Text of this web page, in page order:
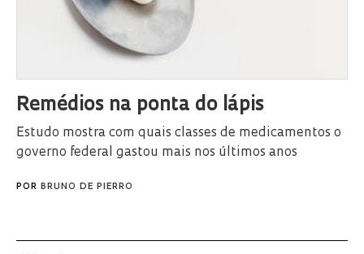
Remédios na ponta do lápis
Estudo mostra com quais classes de medicamentos o
governo federal gastou mais nos últimos anos
POR BRUNO DE PIERRO